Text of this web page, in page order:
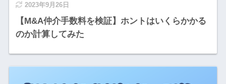
2023年9月26日
【M&A仲介手数料を検証】ホントはいくらかかる
のか計算してみた